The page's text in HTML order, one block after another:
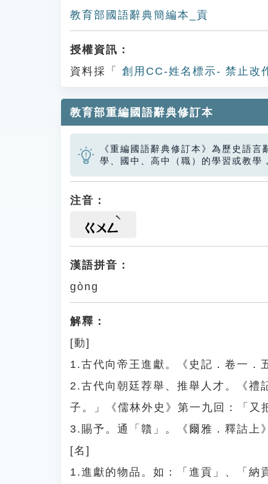
教育部國語辭典簡編本_貢
授權資訊：
資料採「
創用CC-姓名標示- 禁止改
教育部重編國語辭典修訂本
《重編國語辭典修訂本》為歷史語
學、國中、高中（職）的學習或教學
注音：
ㄍㄨㄥ
漢語拼音：
gòng
解釋：
[動]
1.古代向帝王進獻。《史記．卷一．
2.古代向朝廷荐舉、推舉人才。《禮
子。」《儒林外史》第一九回：「又
3.賜予。通「贛」。《爾雅．釋詁上
[名]
1.進獻的物品。如：「進貢」、「納